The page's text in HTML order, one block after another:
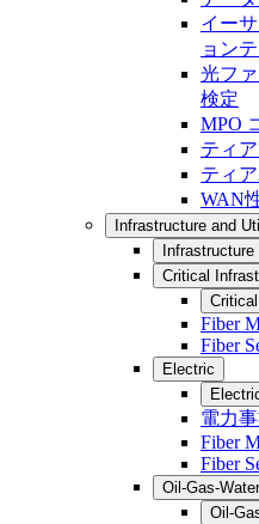
イー
ョン
光フ
検定
MPO
ティ
ティ
WAN
Infrastructure and
Critical
Fiber
Fiber
Electric
電力
Fiber
Fiber
Oil-Gas-Water
Oil-